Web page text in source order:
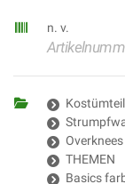
n. v.
THEMEN
Basics